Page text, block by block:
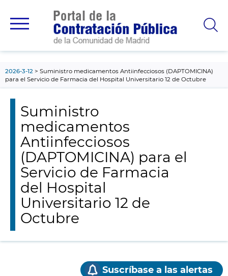
principal
2026-3-12
Suministro medicamentos Antiinfecciosos (DAPTOMICINA)
para el Servicio de Farmacia del Hospital Universitario 12 de Octubre
Suministro
medicamentos
Antiinfecciosos
(DAPTOMICINA) para el
Servicio de Farmacia
del Hospital
Universitario 12 de
Octubre
Suscríbase a las alertas